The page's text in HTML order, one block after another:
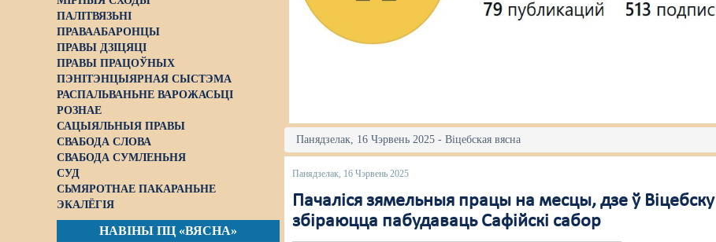
ПАЛІТВЯЗЬНІ
ПРАВААБАРОНЦЫ
ПРАВЫ ДЗІЦЯЦІ
ПРАВЫ ПРАЦОЎНЫХ
ПЭНІТЭНЦЫЯРНАЯ СЫСТЭМА
РАСПАЛЬВАНЬНЕ ВАРОЖАСЬЦІ
РОЗНАЕ
САЦЫЯЛЬНЫЯ ПРАВЫ
СВАБОДА СЛОВА
СВАБОДА СУМЛЕНЬНЯ
СУД
СЬМЯРОТНАЕ ПАКАРАНЬНЕ
ЭКАЛЁГІЯ
НАВІНЫ ПЦ «ВЯСНА»
Панядзелак, 16 Чэрвень 2025 - Віцебская вясна
Панядзелак, 16 Чэрвень 2025
Пачаліся зямельныя працы на месцы, дзе ў Віцебску
збіраюцца пабудаваць Сафійскі сабор